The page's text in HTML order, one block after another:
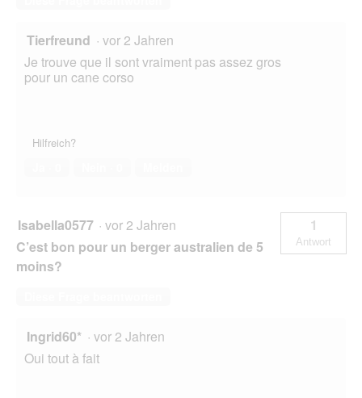
Tierfreund · vor 2 Jahren
Je trouve que il sont vraiment pas assez gros
pour un cane corso
Hilfreich?
Isabella0577 · vor 2 Jahren
C’est bon pour un berger australien de 5
moins?
1
Antwort
Ingrid60* · vor 2 Jahren
Oui tout à fait